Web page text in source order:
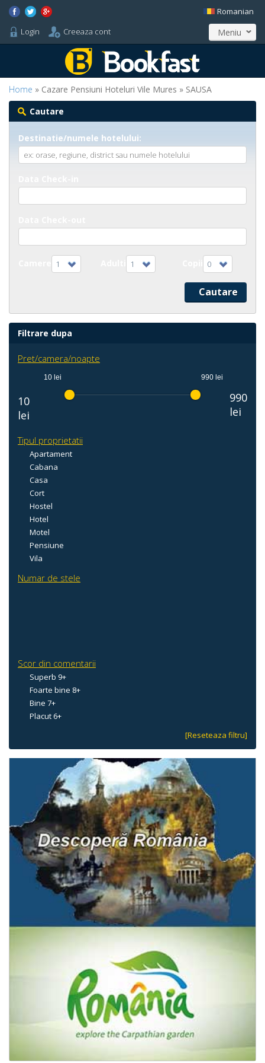
Login Creeaza cont
Romanian
Meniu
Home » Cazare Pensiuni Hoteluri Vile Mures » SAUSA
Cautare
Destinatie/numele hotelului:
1 1 0
Filtrare dupa
Pret/camera/noapte
10
lei
10 lei 990 lei
990
lei
Tipul proprietatii
Apartament
Cabana
Casa
Cort
Hostel
Hotel
Motel
Pensiune
Vila
Numar de stele
Scor din comentarii
Superb 9+
Foarte bine 8+
Bine 7+
Placut 6+
[Reseteaza filtru]